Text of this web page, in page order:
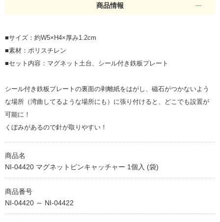
商品情報
■サイズ：約W5×H4×厚み1.2cm
■素材：ポリスチレン
■セット内容：マグネット土台、シール付き鉄板プレート
シール付き鉄板プレートの裏面の剥離紙をはがし、磁石がつかないよう
な場所（湾曲してるような場所にも）に張り付けると、どこでも設置が
可能に！
くぼみがあるので針が取りやすい！
商品名
NI-04420 マグネットピンキャッチャー 1個入 (袋)
商品番号
NI-04420 ～ NI-04422